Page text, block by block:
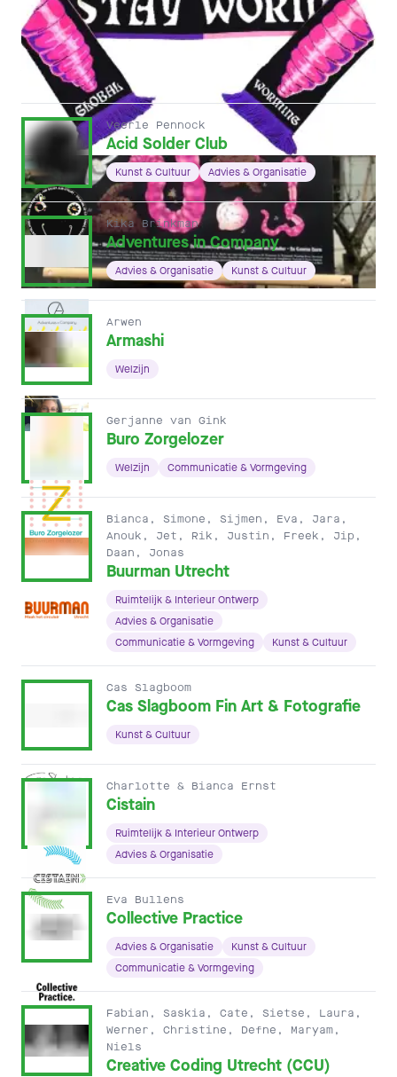
ANDERE HOFLEDEN
Veerle Pennock
Acid Solder Club
Kunst & Cultuur Advies & Organisatie
Kika Brinkman
Adventures in Company
Advies & Organisatie Kunst & Cultuur
Arwen
Armashi
Welzijn
Gerjanne van Gink
Buro Zorgelozer
Welzijn Communicatie & Vormgeving
Bianca, Simone, Sijmen, Eva, Jara,
Anouk, Jet, Rik, Justin, Freek, Jip,
Daan, Jonas
Buurman Utrecht
Ruimtelijk & Interieur Ontwerp
Advies & Organisatie
Communicatie & Vormgeving
Kunst & Cultuur
Cas Slagboom
Cas Slagboom Fin Art & Fotografie
Kunst & Cultuur
Charlotte & Bianca Ernst
Cistain
Ruimtelijk & Interieur Ontwerp
Advies & Organisatie
Eva Bullens
Collective Practice
Advies & Organisatie
Kunst & Cultuur
Communicatie & Vormgeving
Fabian, Saskia, Cate, Sietse, Laura,
Werner, Christine, Defne, Maryam,
Niels
Creative Coding Utrecht (CCU)